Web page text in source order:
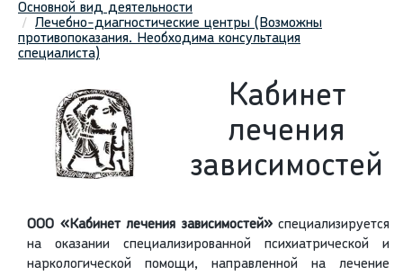
Основной вид деятельности
Лечебно-диагностические центры (Возможны
противопоказания. Необходима консультация
специалиста)
Кабинет
лечения
зависимостей
ООО «Кабинет лечения зависимостей»специализируется
на оказании специализированной психиатрической и
наркологической помощи, направленной на лечение